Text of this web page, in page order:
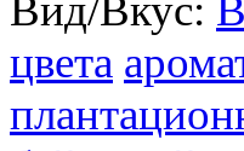
Вид/Вкус:
цвета